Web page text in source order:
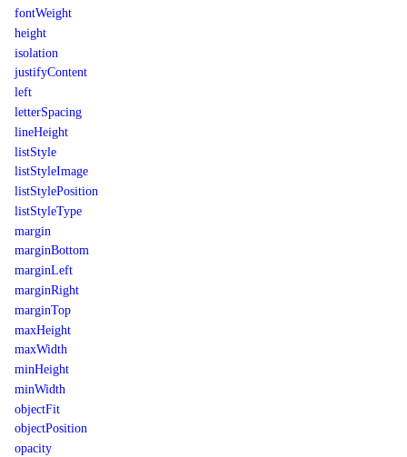
fontWeight
height
isolation
justifyContent
left
letterSpacing
lineHeight
listStyle
listStyleImage
listStylePosition
listStyleType
margin
marginBottom
marginLeft
marginRight
marginTop
maxHeight
maxWidth
minHeight
minWidth
objectFit
objectPosition
opacity